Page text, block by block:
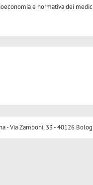
e normativa dei
- Via Zamboni, 33 - 40126